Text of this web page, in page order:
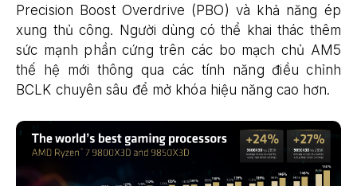
Precision Boost Overdrive (PBO) và khả năng ép
xung thủ công. Người dùng có thể khai thác thêm
sức mạnh phần cứng trên các bo mạch chủ AM5
thế hệ mới thông qua các tính năng điều chỉnh
BCLK chuyên sâu để mở khóa hiệu năng cao hơn.